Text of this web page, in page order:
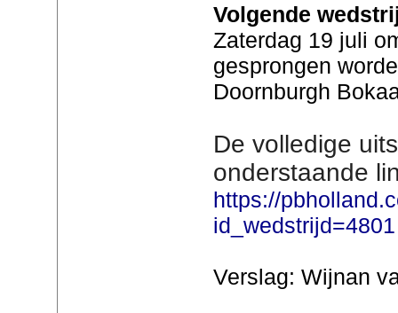
Volgende
Zaterdag 19 juli
gesprongen
Doornburgh
De volledige
onderstaande
https://
id_wedstrijd=4801
Verslag: Wijnan